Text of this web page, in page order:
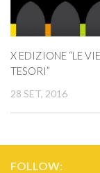
X EDIZIONE “LE
TESORI”
28 SET, 2016
FOLLOW: